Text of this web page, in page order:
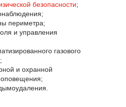
безопасности;
периметра;
и управления
газового
и охранной
оповещения;